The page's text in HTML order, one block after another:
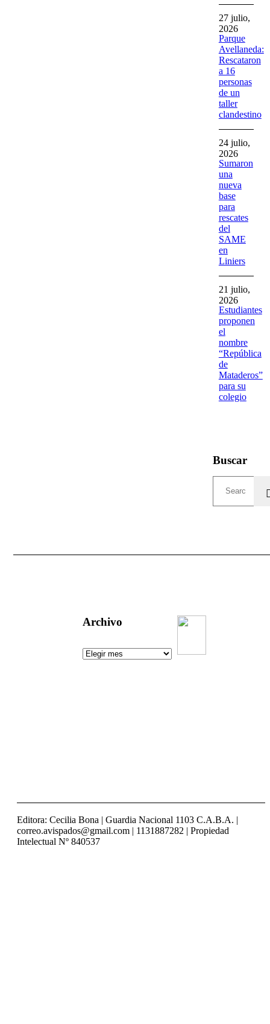
Parque
Avellaneda:
Rescataron
a 16
personas
de un
taller
clandestino
27 julio,
2026
Sumaron
una
nueva
base
para
rescates
del
SAME
en
Liniers
24 julio,
2026
Estudiantes
proponen
el
nombre
“República
de
Mataderos”
para su
colegio
21 julio,
2026
Buscar
Archivo
Editora: Cecilia Bona | Guardia Nacional 1103 C.A.B.A. |
correo.avispados@gmail.com | 1131887282 | Propiedad
Intelectual Nº 840537